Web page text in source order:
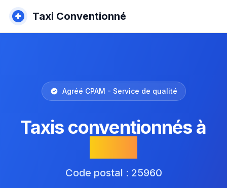
Taxi Conventionné
Agréé CPAM - Service de qualité
Taxis conventionnés à
Code postal : 25960